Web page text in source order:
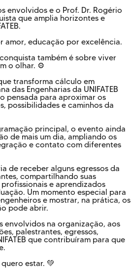
envolvidos e o Prof. Dr. Rogério
que amplia horizontes e
amor, educação por excelência.
também é sobre viver
o olhar. ⚙️
transforma cálculo em
das Engenharias da UNIFATEB
pensada para aproximar os
possibilidades e caminhos da
principal, o evento ainda
de mais um dia, ampliando os
e contato com diferentes
de receber alguns egressos da
compartilhando suas
e aprendizados
Um momento especial para
e mostrar, na prática, os
pode abrir.
envolvidos na organização, aos
palestrantes, egressos,
que contribuíram para que
quero estar. 💚